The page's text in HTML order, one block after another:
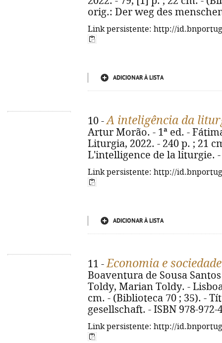
orig.: Der weg des
Link persistente: http://
ADICIONAR À LISTA
10 -A inteligência da
Artur Morão. - 1ª ed. -
Liturgia, 2022. - 240 p. ; 21
L'intelligence de la liturgie. -
Link persistente: http://
ADICIONAR À LISTA
11 -Economia e sociedade
Boaventura de Sousa
Toldy, Marian Toldy. -
cm. - (Biblioteca 70 ; 35). -
gesellschaft. - ISBN 978-972-
Link persistente: http://